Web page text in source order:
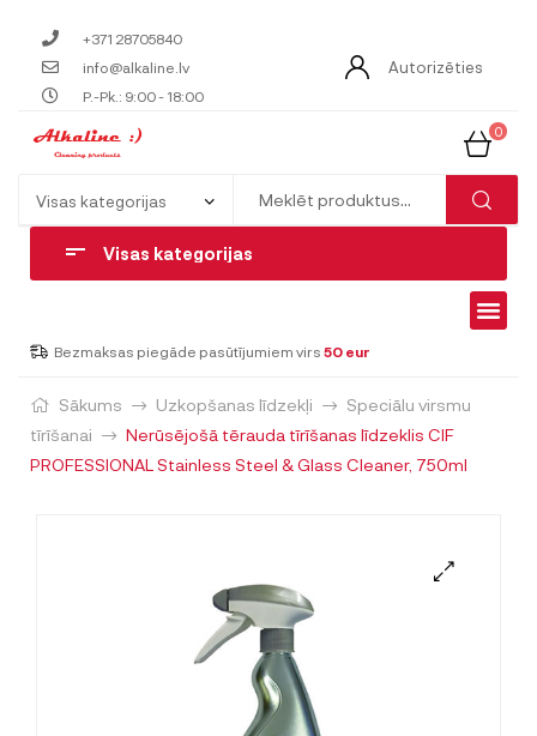
+371 28705840
info@alkaline.lv
P.-Pk.: 9:00 - 18:00
Autorizēties
0
Visas kategorijas
Bezmaksas piegāde pasūtījumiem virs 50 eur
Sākums Uzkopšanas līdzekļi
Speciālu virsmu
tīrīšanai
Nerūsējošā tērauda tīrīšanas līdzeklis CIF
PROFESSIONAL Stainless Steel & Glass Cleaner, 750ml